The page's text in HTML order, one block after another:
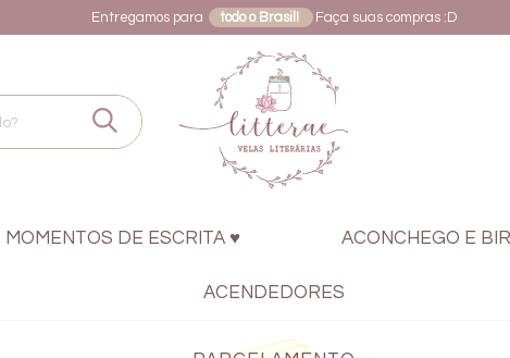
Entregamos para todo o Brasil! Faça suas compras :D
MOMENTOS DE ESCRITA ♥ ACONCHEGO E
ACENDEDORES